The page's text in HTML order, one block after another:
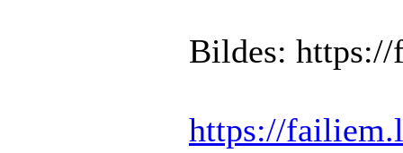
Bildes:
https://